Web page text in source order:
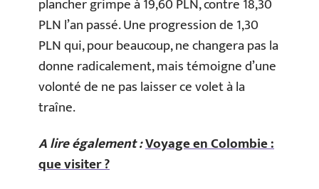
PLN l’an passé. Une progression de 1,30
PLN qui, pour beaucoup, ne changera pas la
donne radicalement, mais témoigne d’une
volonté de ne pas laisser ce volet à la
traîne.
A lire également :Voyage en Colombie :
que visiter ?